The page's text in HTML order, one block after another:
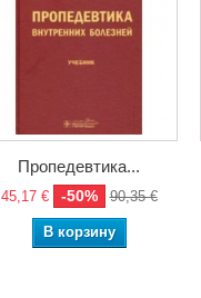
Пропедевтика...
45,17 € -50% 90,35 €
В корзину